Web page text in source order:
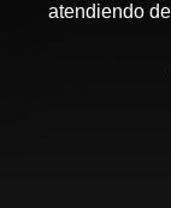
atendiendo